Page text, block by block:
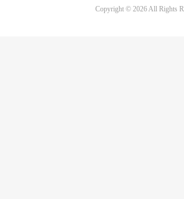
Copyright © 2026 All Rights